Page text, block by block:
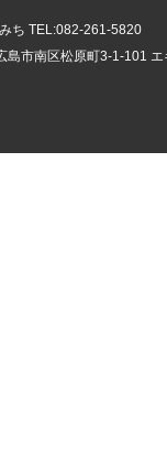
ち TEL:082-261-5820
島市南区松原町3-1-101